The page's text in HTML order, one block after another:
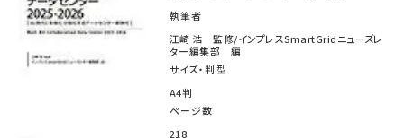
執筆者
江崎 浩 監修/インプレスSmartGridニューズレ
ター編集部 編
サイズ・判型
A4判
ページ数
218